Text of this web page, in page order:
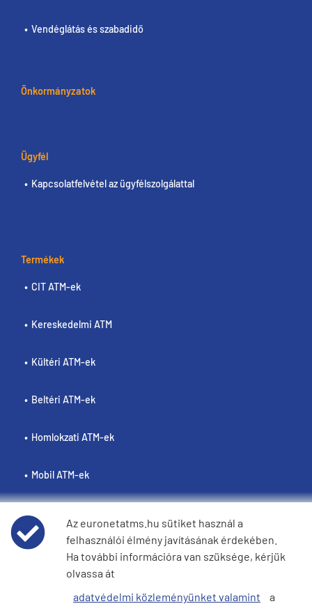
Vendéglátás és szabadidő
Önkormányzatok
Ügyfél
Kapcsolatfelvétel az ügyfélszolgálattal
Termékek
CIT ATM-ek
Kereskedelmi ATM
Kültéri ATM-ek
Beltéri ATM-ek
Homlokzati ATM-ek
Mobil ATM-ek
Policies
Weboldal felhasználási feltételei
Az euronetatms.hu sütiket használ a
felhasználói élmény javításának érdekében.
Ha további információra van szüksége, kérjük
olvassa át
adatvédelmi közleményünket valamint
a